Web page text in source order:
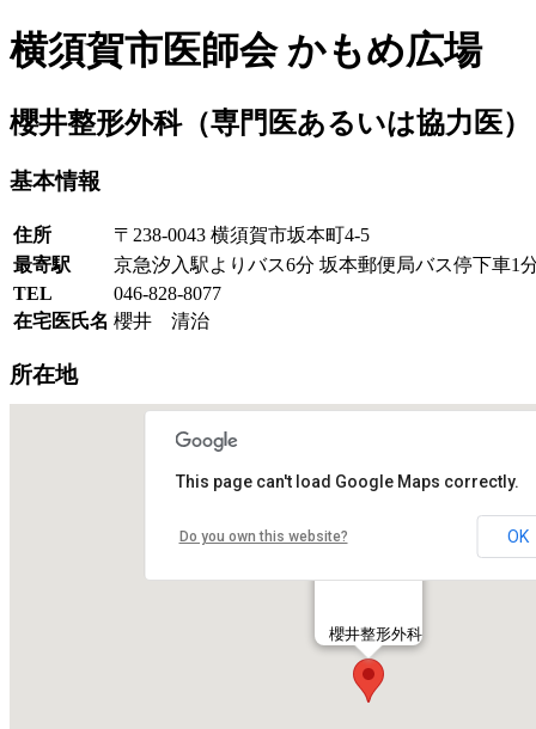
横須賀市医師会 かもめ広場
櫻井整形外科（専門医あるいは協力医）
基本情報
住所
〒238-0043 横須賀市坂本町4-5
最寄駅
京急汐入駅よりバス6分 坂本郵便局バス停下車1
TEL
046-828-8077
在宅医氏名 櫻井 清治
所在地
櫻井整形外科
This page can't load Google Maps correctly.
Do you own this website? OK